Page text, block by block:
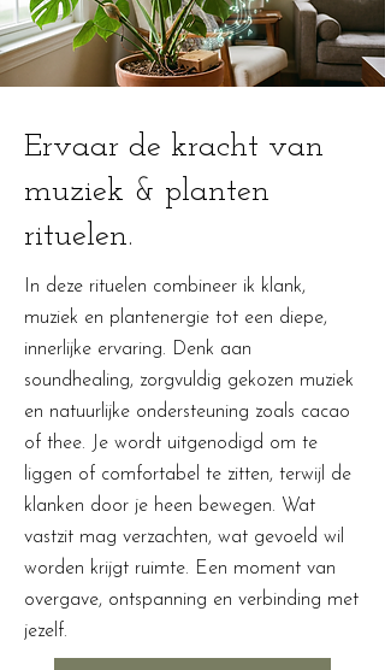
Ervaar de kracht van
muziek & planten
rituelen.
In deze rituelen combineer ik klank,
muziek en plantenergie tot een diepe,
innerlijke ervaring. Denk aan
soundhealing, zorgvuldig gekozen muziek
en natuurlijke ondersteuning zoals cacao
of thee. Je wordt uitgenodigd om te
liggen of comfortabel te zitten, terwijl de
klanken door je heen bewegen. Wat
vastzit mag verzachten, wat gevoeld wil
worden krijgt ruimte. Een moment van
overgave, ontspanning en verbinding met
jezelf.